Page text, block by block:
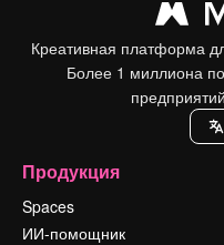
Креативная платформа
Более 1 миллиона
Продукция
Spaces
ИИ-помощник